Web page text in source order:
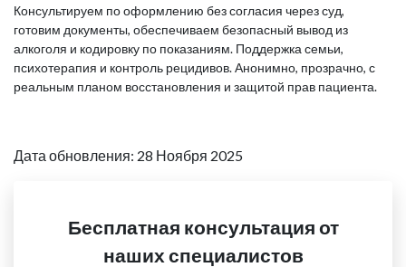
Консультируем по оформлению без согласия через суд,
готовим документы, обеспечиваем безопасный вывод из
алкоголя и кодировку по показаниям. Поддержка семьи,
психотерапия и контроль рецидивов. Анонимно, прозрачно, с
реальным планом восстановления и защитой прав пациента.
Дата обновления: 28 Ноября 2025
Бесплатная консультация от
наших специалистов